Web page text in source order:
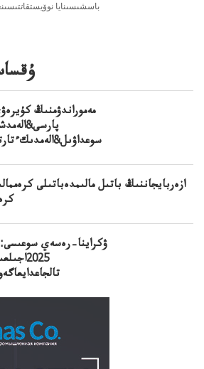
باسشىسىنايا
مەموراندۋمنىڭ
ازەربايجاننىڭ باتىل مالىمدەباتىلى